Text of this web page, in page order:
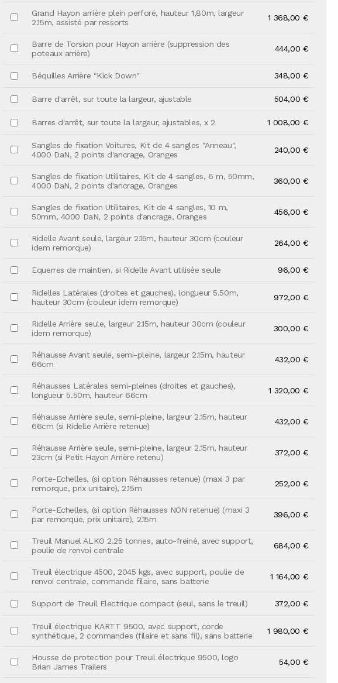
Grand Hayon arrière plein perforé, hauteur 1,80m, largeur
2.15m, assisté par ressorts
1 368,00 €
Barre de Torsion pour Hayon arrière (suppression des
poteaux arrière)
444,00 €
Béquilles Arrière "Kick Down" 348,00 €
Barre d'arrêt, sur toute la largeur, ajustable 504,00 €
Barres d'arrêt, sur toute la largeur, ajustables, x 2 1 008,00 €
Sangles de fixation Voitures, Kit de 4 sangles "Anneau",
4000 DaN, 2 points d'ancrage, Oranges
240,00 €
Sangles de fixation Utilitaires, Kit de 4 sangles, 6 m, 50mm,
4000 DaN, 2 points d'ancrage, Oranges
360,00 €
Sangles de fixation Utilitaires, Kit de 4 sangles, 10 m,
50mm, 4000 DaN, 2 points d'ancrage, Oranges
456,00 €
Ridelle Avant seule, largeur 2.15m, hauteur 30cm (couleur
idem remorque)
264,00 €
Equerres de maintien, si Ridelle Avant utilisée seule 96,00 €
Ridelles Latérales (droites et gauches), longueur 5.50m,
hauteur 30cm (couleur idem remorque)
972,00 €
Ridelle Arrière seule, largeur 2.15m, hauteur 30cm (couleur
idem remorque)
300,00 €
Réhausse Avant seule, semi-pleine, largeur 2.15m, hauteur
66cm
432,00 €
Réhausses Latérales semi-pleines (droites et gauches),
longueur 5.50m, hauteur 66cm
1 320,00 €
Réhausse Arrière seule, semi-pleine, largeur 2.15m, hauteur
66cm (si Ridelle Arrière retenue)
432,00 €
Réhausse Arrière seule, semi-pleine, largeur 2.15m, hauteur
23cm (si Petit Hayon Arrière retenu)
372,00 €
Porte-Echelles, (si option Réhausses retenue) (maxi 3 par
remorque, prix unitaire), 2.15m
252,00 €
Porte-Echelles, (si option Réhausses NON retenue) (maxi 3
par remorque, prix unitaire), 2.15m
396,00 €
Treuil Manuel ALKO 2.25 tonnes, auto-freiné, avec support,
poulie de renvoi centrale
684,00 €
Treuil électrique 4500, 2045 kgs, avec support, poulie de
renvoi centrale, commande filaire, sans batterie
1 164,00 €
Support de Treuil Electrique compact (seul, sans le treuil) 372,00 €
Treuil électrique KARTT 9500, avec support, corde
synthétique, 2 commandes (filaire et sans fil), sans batterie
1 980,00 €
Housse de protection pour Treuil électrique 9500, logo
Brian James Trailers
54,00 €